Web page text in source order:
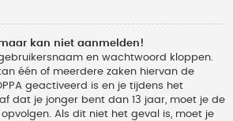
kan niet aanmelden!
en wachtwoord kloppen.
één of meerdere zaken hiervan de
geactiveerd is en je tijdens het
dat je jonger bent dan 13 jaar, moet je de
Als dit niet het geval is, moet je